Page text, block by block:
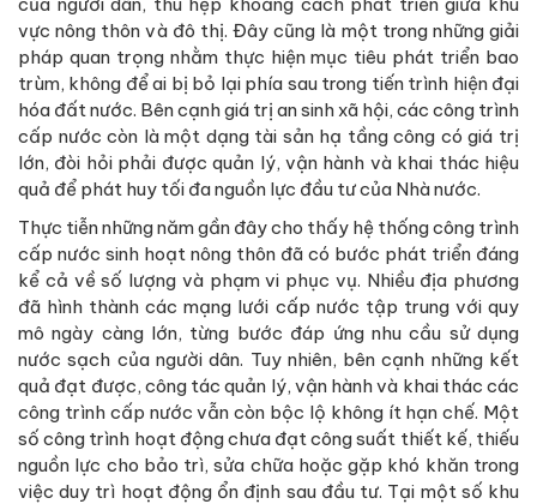
vực nông thôn và đô thị. Đây cũng là một trong những giải
pháp quan trọng nhằm thực hiện mục tiêu phát triển bao
trùm, không để ai bị bỏ lại phía sau trong tiến trình hiện đại
hóa đất nước. Bên cạnh giá trị an sinh xã hội, các công trình
cấp nước còn là một dạng tài sản hạ tầng công có giá trị
lớn, đòi hỏi phải được quản lý, vận hành và khai thác hiệu
quả để phát huy tối đa nguồn lực đầu tư của Nhà nước.
Thực tiễn những năm gần đây cho thấy hệ thống công trình
cấp nước sinh hoạt nông thôn đã có bước phát triển đáng
kể cả về số lượng và phạm vi phục vụ. Nhiều địa phương
đã hình thành các mạng lưới cấp nước tập trung với quy
mô ngày càng lớn, từng bước đáp ứng nhu cầu sử dụng
nước sạch của người dân. Tuy nhiên, bên cạnh những kết
quả đạt được, công tác quản lý, vận hành và khai thác các
công trình cấp nước vẫn còn bộc lộ không ít hạn chế. Một
số công trình hoạt động chưa đạt công suất thiết kế, thiếu
nguồn lực cho bảo trì, sửa chữa hoặc gặp khó khăn trong
việc duy trì hoạt động ổn định sau đầu tư. Tại một số khu